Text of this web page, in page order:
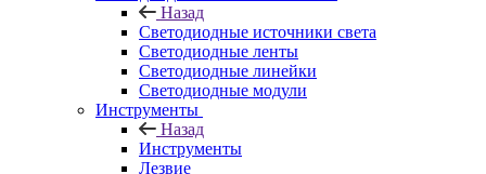
Назад
Светодиодные источники света
Светодиодные ленты
Светодиодные линейки
Светодиодные модули
Инструменты
Назад
Инструменты
Лезвие